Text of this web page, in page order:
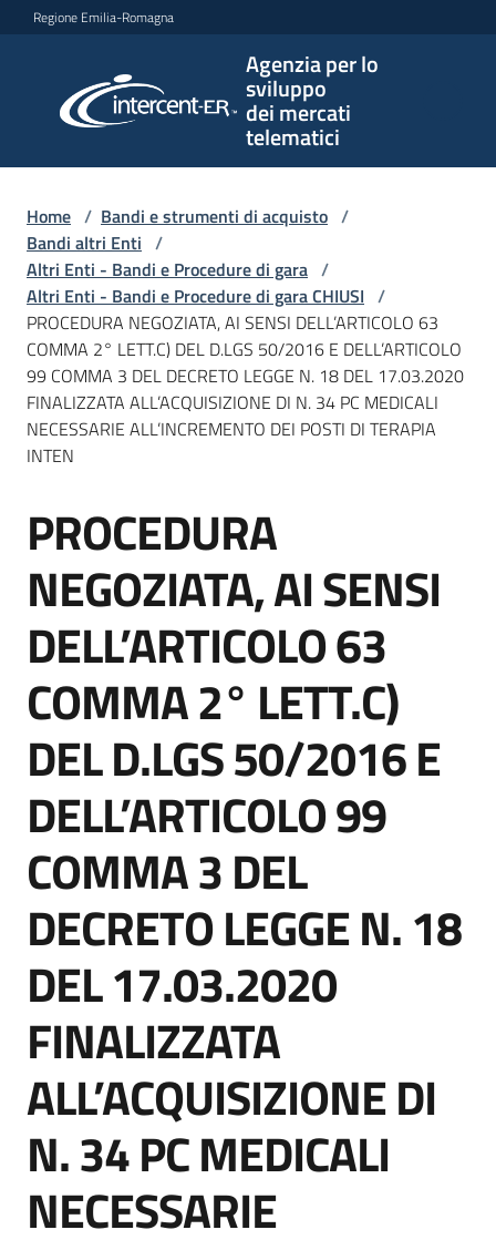
Vai al contenuto
Vai alla navigazione
Vai al footer
Regione Emilia-Romagna
Agenzia per lo
sviluppo
dei mercati
telematici
per lo
sviluppo
telematici
L'Agenzia
Bandi
e
strumenti
acquisto
Supporto
Piattaforme
telematiche
English
site
Seguici
su
Home / Bandi e strumenti di acquisto /
Bandi altri Enti /
Altri Enti - Bandi e Procedure di gara /
Altri Enti - Bandi e Procedure di gara CHIUSI /
PROCEDURA NEGOZIATA, AI SENSI DELL’ARTICOLO 63
COMMA 2° LETT.C) DEL D.LGS 50/2016 E DELL’ARTICOLO
99 COMMA 3 DEL DECRETO LEGGE N. 18 DEL 17.03.2020
FINALIZZATA ALL’ACQUISIZIONE DI N. 34 PC MEDICALI
NECESSARIE ALL’INCREMENTO DEI POSTI DI TERAPIA
INTEN
Salta al contenuto
PROCEDURA
NEGOZIATA, AI SENSI
DELL’ARTICOLO 63
COMMA 2° LETT.C)
DEL D.LGS 50/2016 E
DELL’ARTICOLO 99
COMMA 3 DEL
DECRETO LEGGE N. 18
DEL 17.03.2020
FINALIZZATA
ALL’ACQUISIZIONE DI
N. 34 PC MEDICALI
NECESSARIE